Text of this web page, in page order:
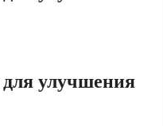
улучшения